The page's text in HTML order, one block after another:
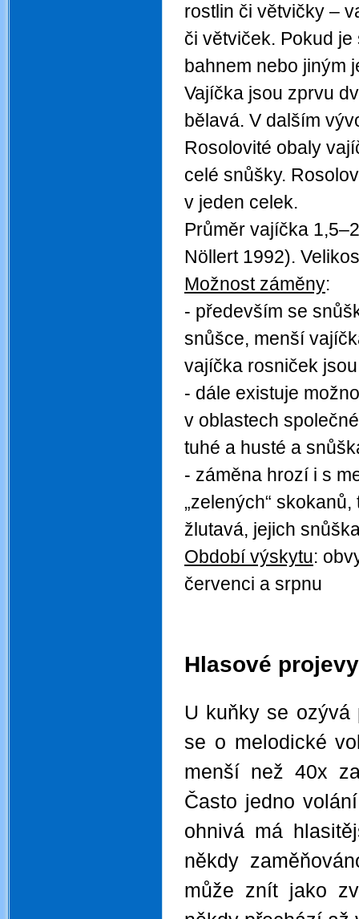
rostlin či větvičky –
či větviček. Pokud
bahnem nebo jiným
Vajíčka jsou zprvu
bělavá. V dalším
Rosolovité obaly
celé snůšky.
v jeden celek.
Průměr vajíčka
Nöllert 1992).
Možnost záměny:
- především se
snůšce, menší
vajíčka rosniček
- dále existuje
v oblastech
tuhé a husté a
- záměna hrozí i s
„zelených“
žlutavá, jejich
Období výskytu:
červenci a srpnu
Hlasové
U kuňky se ozývá
se o melodické
menší než 40x
Často jedno
ohnivá má
někdy
může znít jako